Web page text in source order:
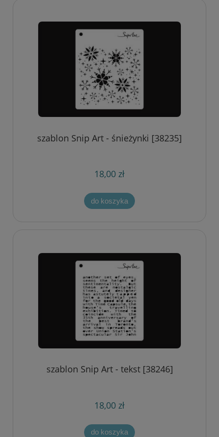
szablon Snip Art - śnieżynki [38235]
18,00 zł
do koszyka
szablon Snip Art - tekst [38246]
18,00 zł
do koszyka